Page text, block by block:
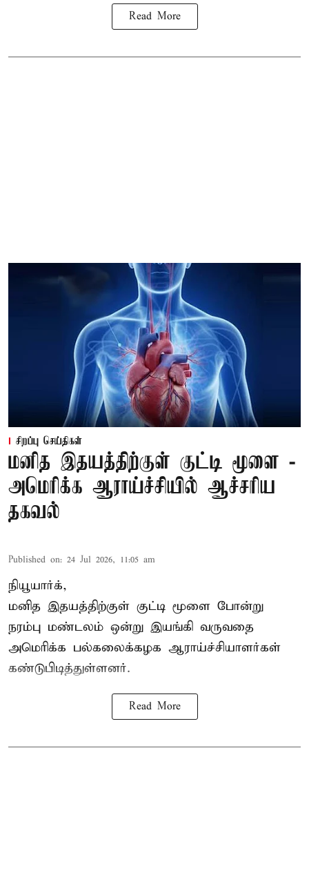
Read More
சிறப்பு செய்திகள்
மனித இதயத்திற்குள் குட்டி மூளை -
அமெரிக்க ஆராய்ச்சியில் ஆச்சரிய
தகவல்
Published on: 24 Jul 2026, 11:05 am
நியூயார்க்,
மனித இதயத்திற்குள் குட்டி மூளை போன்று
நரம்பு மண்டலம் ஒன்று இயங்கி வருவதை
அமெரிக்க பல்கலைக்கழக ஆராய்ச்சியாளர்கள்
கண்டுபிடித்துள்ளனர்.
Read More